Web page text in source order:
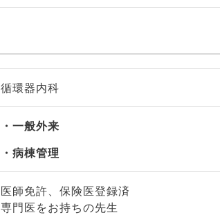
循環器内科
一般外来
病棟管理
医師免許、保険医登録済
専門医をお持ちの先生